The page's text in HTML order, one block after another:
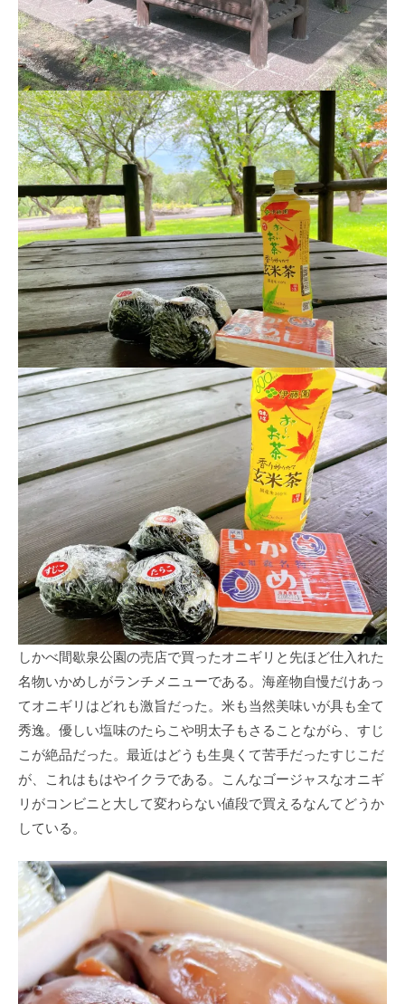
しかべ間歇泉公園の売店で買ったオニギリと先ほど仕入れた
名物いかめしがランチメニューである。海産物自慢だけあっ
てオニギリはどれも激旨だった。米も当然美味いが具も全て
秀逸。優しい塩味のたらこや明太子もさることながら、すじ
こが絶品だった。最近はどうも生臭くて苦手だったすじこだ
が、これはもはやイクラである。こんなゴージャスなオニギ
リがコンビニと大して変わらない値段で買えるなんてどうか
している。